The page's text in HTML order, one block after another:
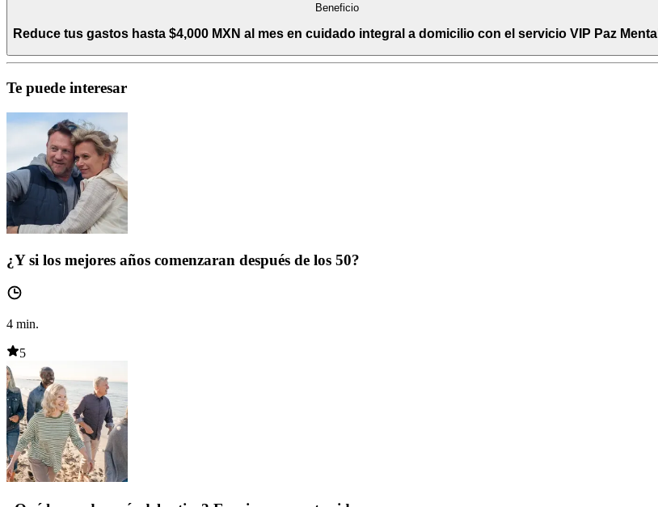
Beneficio
Reduce tus gastos hasta $4,000 MXN al mes en cuidado integral a domicilio con el servicio VIP Paz Mental
Te puede interesar
¿Y si los mejores años comenzaran después de los 50?
4 min.
5